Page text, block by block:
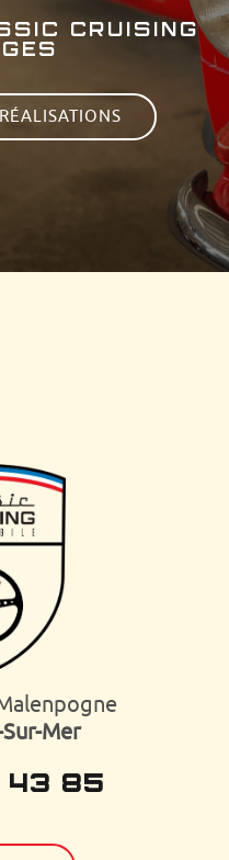
CRUISING
Mer
43 85